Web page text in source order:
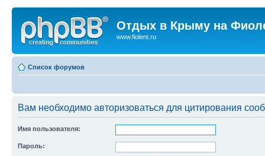
Отдых в Крыму на
www.fiolent.ru
Список форумов
Вам необходимо авторизоваться для цитирования
Имя пользователя:
Пароль: